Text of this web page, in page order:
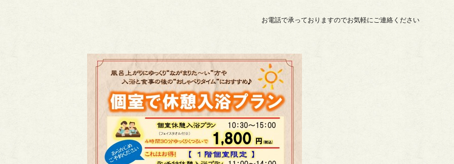
お電話で承っておりますのでお気軽にご連絡ください